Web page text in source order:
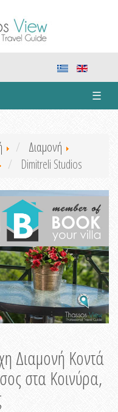
☰
Διαμονή
Dimitreli Studios
Διαμονή Κοντά
στα Κοινύρα,